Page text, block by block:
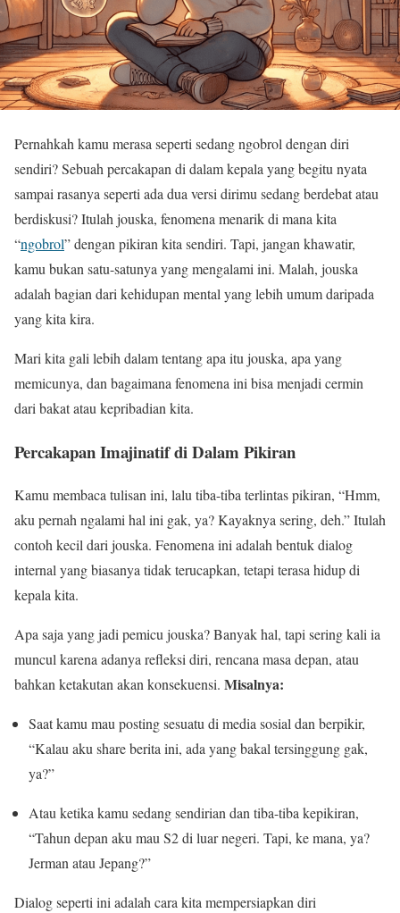
Pernahkah kamu merasa seperti sedang ngobrol dengan diri
sendiri? Sebuah percakapan di dalam kepala yang begitu nyata
sampai rasanya seperti ada dua versi dirimu sedang berdebat atau
berdiskusi? Itulah jouska, fenomena menarik di mana kita
“ngobrol” dengan pikiran kita sendiri. Tapi, jangan khawatir,
kamu bukan satu-satunya yang mengalami ini. Malah, jouska
adalah bagian dari kehidupan mental yang lebih umum daripada
yang kita kira.
Mari kita gali lebih dalam tentang apa itu jouska, apa yang
memicunya, dan bagaimana fenomena ini bisa menjadi cermin
dari bakat atau kepribadian kita.
Percakapan Imajinatif di Dalam Pikiran
Kamu membaca tulisan ini, lalu tiba-tiba terlintas pikiran, “Hmm,
aku pernah ngalami hal ini gak, ya? Kayaknya sering, deh.” Itulah
contoh kecil dari jouska. Fenomena ini adalah bentuk dialog
internal yang biasanya tidak terucapkan, tetapi terasa hidup di
kepala kita.
Apa saja yang jadi pemicu jouska? Banyak hal, tapi sering kali ia
muncul karena adanya refleksi diri, rencana masa depan, atau
bahkan ketakutan akan konsekuensi. Misalnya:
Saat kamu mau posting sesuatu di media sosial dan berpikir,
“Kalau aku share berita ini, ada yang bakal tersinggung gak,
ya?”
Atau ketika kamu sedang sendirian dan tiba-tiba kepikiran,
“Tahun depan aku mau S2 di luar negeri. Tapi, ke mana, ya?
Jerman atau Jepang?”
Dialog seperti ini adalah cara kita mempersiapkan diri